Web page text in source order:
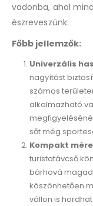
vadonba, ahol
észreveszünk.
Főbb jellemzők:
Univerzális
nagyítást
számos
alkalmazható
sőt még
Kompakt
turistatávcső
bárhová
köszönhetően
vállon is